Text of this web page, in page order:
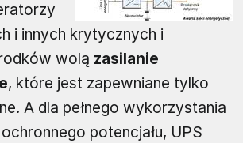
i innych krytycznych i
wolą zasilanie
, które jest zapewniane tylko
A dla pełnego wykorzystania
potencjału, UPS